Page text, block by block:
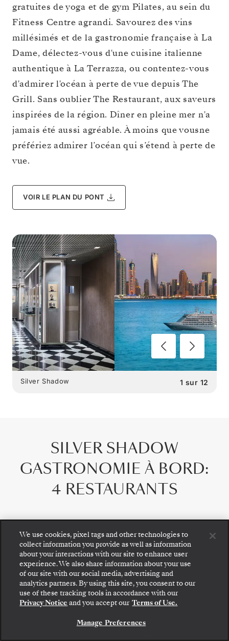
gratuites de yoga et de gym Pilates, au sein du
Fitness Centre agrandi. Savourez des vins
millésimés et de la gastronomie française à La
Dame, délectez-vous d'une cuisine italienne
authentique à La Terrazza, ou contentez-vous
d'admirer l'océan à perte de vue depuis The
Grill. Sans oublier The Restaurant, aux saveurs
inspirées de la région. Dîner en pleine mer n'a
jamais été aussi agréable. À moins que vousne
préfériez admirer l’océan qui s’étend à perte de
vue.
VOIR LE PLAN DU PONT
1 sur 12
Silver Shadow
SILVER SHADOW
GASTRONOMIE À BORD:
4 RESTAURANTS
We use cookies, pixel tags and other technologies to
collect information you provide as well as information
about your interactions with our site to enhance user
experience. We also share information about your use
of our site with our social media, advertising and
analytics partners. By using this site, you consent to our
use of these tracking tools in accordance with our
Privacy Notice and you accept our Terms of Use.
Manage Preferences